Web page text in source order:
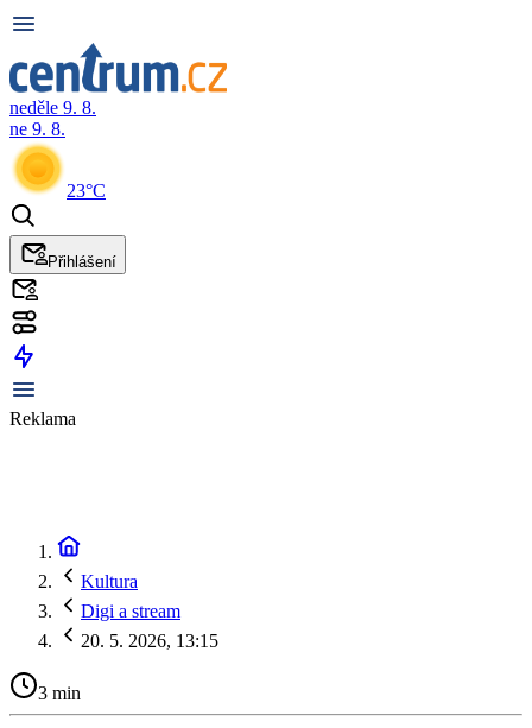
neděle 9. 8.
ne 9. 8.
23°C
Přihlášení
Reklama
Kultura
Digi a stream
20. 5. 2026, 13:15
3 min